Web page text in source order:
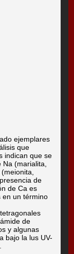
ejemplares
que
indican que se
Na (marialita,
(meionita,
de
de Ca es
en un término
de
y algunas
bajo la lus UV-